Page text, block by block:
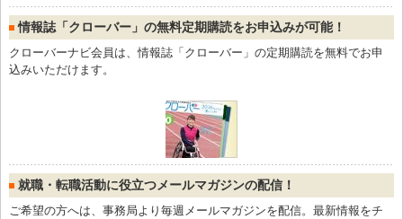
情報誌「クローバー」の無料定期購読をお申込みが可能！
クローバーナビ会員は、情報誌「クローバー」の定期購読を無料でお申
込みいただけます。
就職・転職活動に役立つメールマガジンの配信！
ご希望の方へは、事務局より毎週メールマガジンを配信。最新情報をチ